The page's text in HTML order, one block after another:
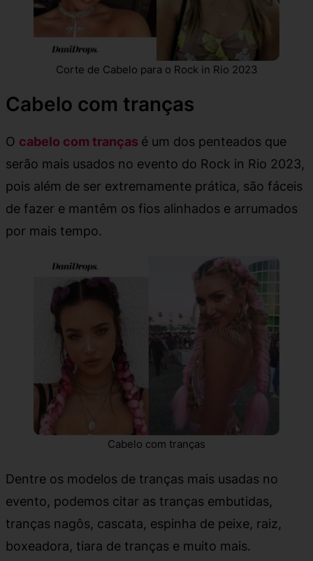
Corte de Cabelo para o Rock in Rio 2023
Cabelo com tranças
O cabelo com tranças é um dos penteados que
serão mais usados no evento do Rock in Rio 2023,
pois além de ser extremamente prática, são fáceis
de fazer e mantêm os fios alinhados e arrumados
por mais tempo.
Cabelo com tranças
Dentre os modelos de tranças mais usadas no
evento, podemos citar as tranças embutidas,
tranças nagôs, cascata, espinha de peixe, raiz,
boxeadora, tiara de tranças e muito mais.